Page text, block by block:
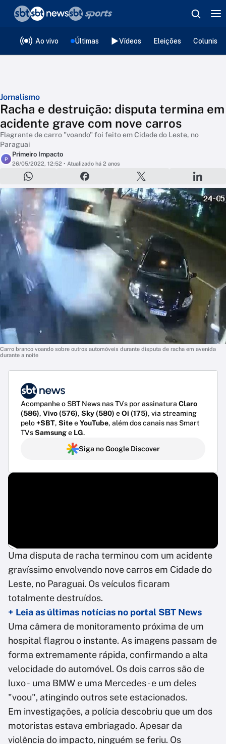
Ao vivo Últimas Vídeos Eleições
Jornalismo
Racha e destruição: disputa termina em
acidente grave com nove carros
Flagrante de carro "voando" foi feito em Cidade do Leste, no
Paraguai
P
Primeiro Impacto
26/05/2022, 12:52 • Atualizado há 2 anos
Carro branco voando sobre outros automóveis durante disputa de racha em avenida
durante a noite
Acompanhe o SBT News nas TVs por assinatura Claro
(586), Vivo (576), Sky (580) eOi (175), via streaming
pelo+SBT, SiteeYouTube, além dos canais nas Smart
TVsSamsunge LG.
Siga no Google Discover
Uma disputa de racha terminou com um acidente
gravíssimo envolvendo nove carros em Cidade do
Leste, no Paraguai. Os veículos ficaram
totalmente destruídos.
+ Leia as últimas notícias no portal SBT News
Uma câmera de monitoramento próxima de um
hospital flagrou o instante. As imagens passam de
forma extremamente rápida, confirmando a alta
velocidade do automóvel. Os dois carros são de
luxo - uma BMW e uma Mercedes - e um deles
"voou", atingindo outros sete estacionados.
Em investigações, a polícia descobriu que um dos
motoristas estava embriagado. Apesar da
violência do impacto, ninguém se feriu. Os
❮voltar
Editorias